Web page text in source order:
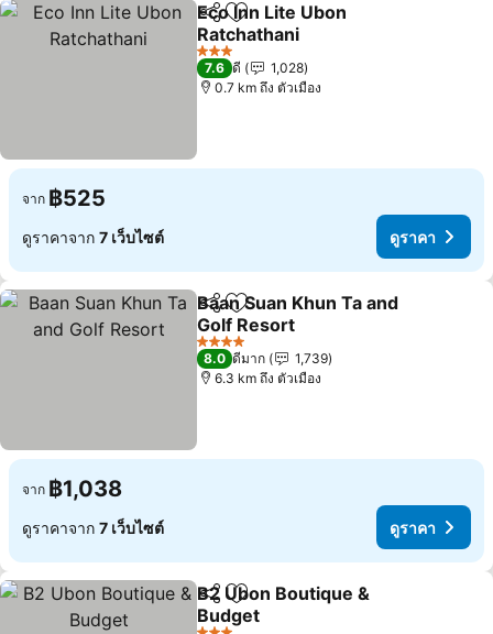
แชร์ เพิ่มในรายการโปรด
Eco Inn Lite Ubon
Ratchathani
ดูราคา
3 ดาว
7.6 ดี
1,028
0.7 km ถึง ตัวเมือง
จาก ฿525
ดูราคาจาก 7 เว็บไซต์ ดูราคา
แชร์ เพิ่มในรายการโปรด
Baan Suan Khun Ta and
Golf Resort
ดูราคา
4 ดาว
8.0 ดีมาก
1,739
6.3 km ถึง ตัวเมือง
จาก ฿1,038
ดูราคาจาก 7 เว็บไซต์ ดูราคา
แชร์ เพิ่มในรายการโปรด
B2 Ubon Boutique &
Budget